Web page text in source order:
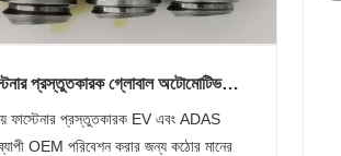
প্রস্তুতকারক গ্লোবাল অটোমোটিভ
ফাস্টেনার প্রস্তুতকারক EV এবং ADAS
OEM পরিবেশন করার জন্য কঠোর মানের